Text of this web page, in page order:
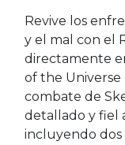
Revive los
y el mal con el
directamente
of the Universe
combate de
detallado y fiel
incluyendo dos